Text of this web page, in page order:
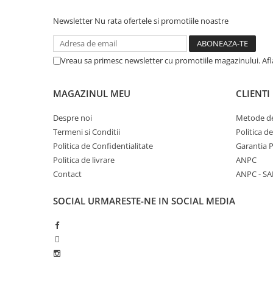
Newsletter Nu rata ofertele si promotiile noastre
Vreau sa primesc newsletter cu promotiile magazinului.
MAGAZINUL MEU
Despre noi
Termeni si Conditii
Politica de Confidentialitate
Politica de livrare
Contact
CLIENTI
Metode
Politica
Garantia
ANPC
ANPC -
SOCIAL URMARESTE-NE IN SOCIAL MEDIA